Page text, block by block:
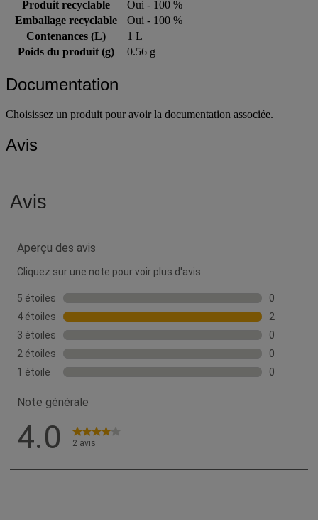
Produit recyclable
Oui - 100 %
Emballage recyclable
Oui - 100 %
Contenances (L)
1 L
Documentation
Avis